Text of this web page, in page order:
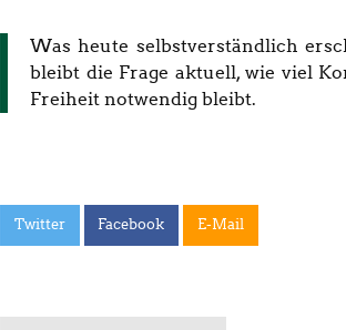
Was heute selbstverständlich
bleibt die Frage aktuell, wie viel
Freiheit notwendig bleibt.
Twitter Facebook E-Mail